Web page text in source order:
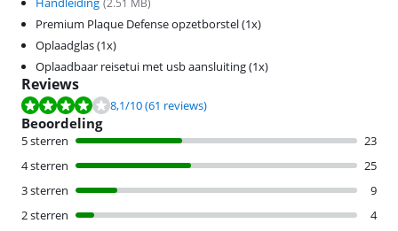
(2.51 MB)
Premium Plaque Defense opzetborstel (1x)
Oplaadglas (1x)
Oplaadbaar reisetui met usb aansluiting (1x)
Reviews
Beoordeling is 8,1 van de 10, gebaseerd op 61 reviews.
8,1/10(61 reviews)
Beoordeling
5 sterren
23
4 sterren
25
3 sterren
9
2 sterren
4